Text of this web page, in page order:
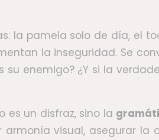
la pamela solo de día, el
la inseguridad. Se
enemigo? ¿Y si la
es un disfraz, sino la
visual, asegurar